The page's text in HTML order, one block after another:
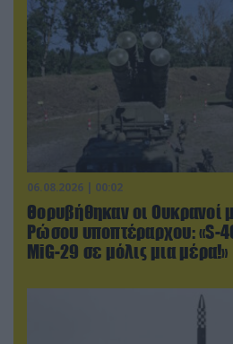
06.08.2026 | 00:02
Θορυβήθηκαν οι Ουκρανοί
Ρώσου υποπτέραρχου: «S-
MiG-29 σε μόλις μια μέρα!»